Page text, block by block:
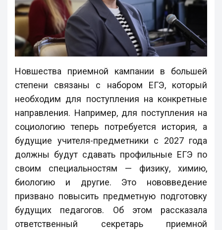
Новшества приемной кампании в большей
степени связаны с набором ЕГЭ, который
необходим для поступления на конкретные
направления. Например, для поступления на
социологию теперь потребуется история, а
будущие учителя-предметники с 2027 года
должны будут сдавать профильные ЕГЭ по
своим специальностям — физику, химию,
биологию и другие. Это нововведение
призвано повысить предметную подготовку
будущих педагогов. Об этом рассказала
ответственный секретарь приемной